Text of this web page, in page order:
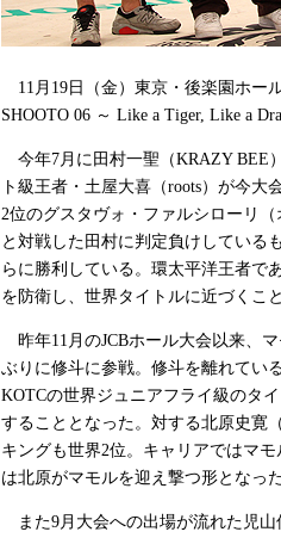
11月19日（金）東京・後楽園ホー
SHOOTO 06 ～ Like a Tiger, Like a
今年7月に田村一聖（KRAZY BEE
ト級王者・土屋大喜（roots）が今
2位のグスタヴォ・ファルシローリ
と対戦した田村に判定負けしている
らに勝利している。環太平洋王者で
を防衛し、世界タイトルに近づくこ
昨年11月のJCBホール大会以来、
ぶりに修斗に参戦。修斗を離れてい
KOTCの世界ジュニアフライ級のタ
することとなった。対する北原史寛
キングも世界2位。キャリアではマ
は北原がマモルを迎え撃つ形となっ
また9月大会への出場が流れた児